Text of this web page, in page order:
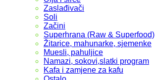
Zaslađivači
Soli
Začini
Superhrana (Raw & Superfood)
Žitarice, mahunarke, sjemenke
Muesli, pahuljice
Namazi, sokovi,slatki program
Kafa i zamjene za kafu